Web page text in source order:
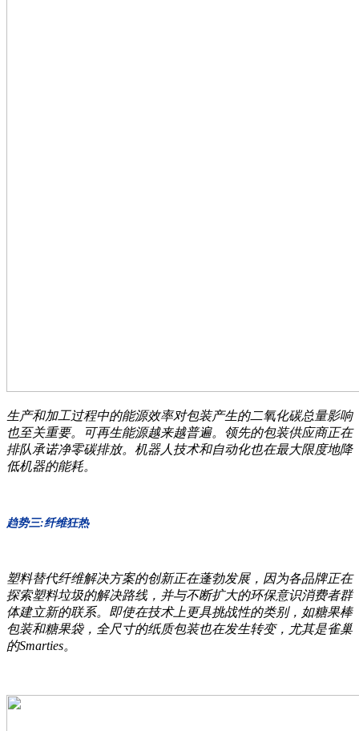
生产和加工过程中的能源效率对包装产生的二氧化碳总量影响
也至关重要。可再生能源越来越普遍。领先的包装供应商正在
排队承诺净零碳排放。机器人技术和自动化也在最大限度地降
低机器的能耗。
趋势三:纤维狂热
塑料替代纤维解决方案的创新正在蓬勃发展，因为各品牌正在
探索塑料垃圾的解决路线，并与不断扩大的环保意识消费者群
体建立新的联系。即使在技术上更具挑战性的类别，如糖果棒
包装和糖果袋，全尺寸的纸质包装也在发生转变，尤其是雀巢
的Smarties。